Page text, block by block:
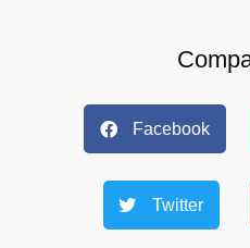
Facebook
Twitter